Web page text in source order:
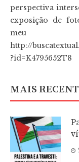
perspectiva
exposição de
http://
?id=K4795652T8
MAIS